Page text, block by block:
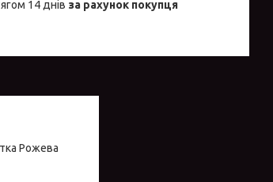
14 днів за рахунок покупця
Рожева